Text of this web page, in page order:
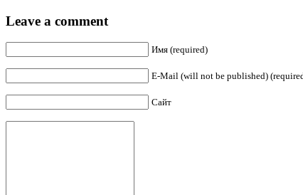
Leave a comment
Имя (required)
E-Mail (will not be published)
Сайт